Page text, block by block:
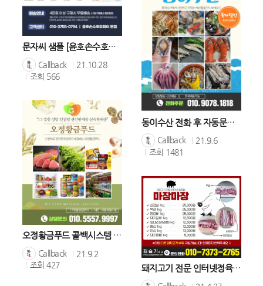
문자씨 샘플 [윤호손수호두파이]
Callback
21.10.28
조회 566
동이수산 전화 후 자동문자 발송 사례
Callback
21.9.6
조회 1481
오정황금푸드 콜백시스템 가입사례
Callback
21.9.2
조회427 돼지고기 전문 인터넷정육점 '마장마장'